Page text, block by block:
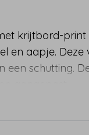
krijtbord-print
en aapje.
een schutting.